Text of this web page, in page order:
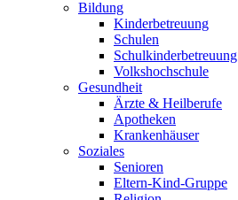
Bildung
Kinderbetreuung
Schulen
Schulkinderbetreuung
Volkshochschule
Gesundheit
Ärzte & Heilberufe
Apotheken
Krankenhäuser
Soziales
Senioren
Eltern-Kind-Gruppe